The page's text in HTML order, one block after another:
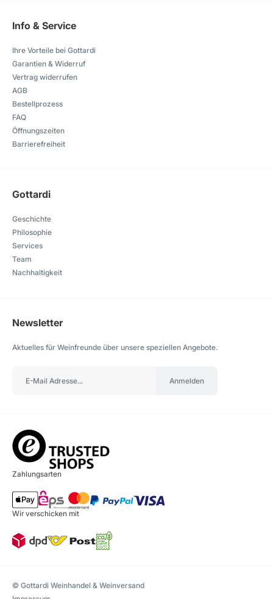
Info & Service
Ihre Vorteile bei Gottardi
Garantien & Widerruf
Vertrag widerrufen
AGB
Bestellprozess
FAQ
Öffnungszeiten
Barrierefreiheit
Gottardi
Geschichte
Philosophie
Services
Team
Nachhaltigkeit
Newsletter
Aktuelles für Weinfreunde über unsere speziellen Angebote.
Anmelden
Zahlungsarten
Wir verschicken mit
© Gottardi Weinhandel & Weinversand